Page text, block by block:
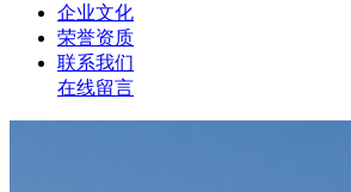
企业文化
荣誉资质
联系我们
在线留言